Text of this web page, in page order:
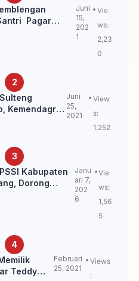
Pagar
Juni
15,
202
1
Vie
ws:
2,23
0
Kemendagri:
Juni
25,
2021
View
s:
1,252
Kabupaten
Dorong
Janu
ari 7,
202
6
Vie
ws:
1,56
5
Teddy
Februari
25, 2021
Views
: